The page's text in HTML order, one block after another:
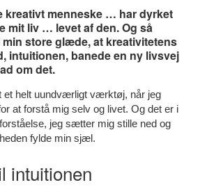
kreativt menneske … har dyrket
mit liv … levet af den. Og så
store glæde, at kreativitetens
intuitionen, banede en ny livsvej
om det.
et helt uundværligt værktøj, når jeg
at forstå mig selv og livet. Og det er i
jeg sætter mig stille ned og
fylde min sjæl.
intuitionen